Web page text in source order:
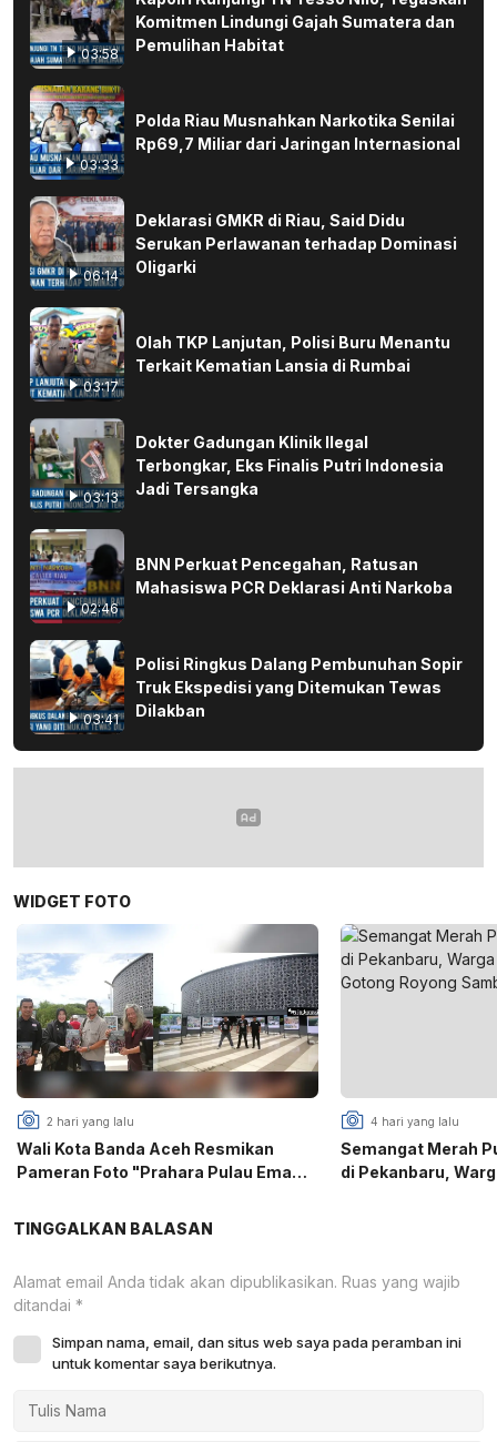
03:58
Komitmen Lindungi Gajah Sumatera dan
Pemulihan Habitat
03:33
Polda Riau Musnahkan Narkotika Senilai
Rp69,7 Miliar dari Jaringan Internasional
06:14
Deklarasi GMKR di Riau, Said Didu
Serukan Perlawanan terhadap Dominasi
Oligarki
03:17
Olah TKP Lanjutan, Polisi Buru Menantu
Terkait Kematian Lansia di Rumbai
03:13
Dokter Gadungan Klinik Ilegal
Terbongkar, Eks Finalis Putri Indonesia
Jadi Tersangka
02:46
BNN Perkuat Pencegahan, Ratusan
Mahasiswa PCR Deklarasi Anti Narkoba
03:41
Polisi Ringkus Dalang Pembunuhan Sopir
Truk Ekspedisi yang Ditemukan Tewas
Dilakban
WIDGET FOTO
2 hari yang lalu
Wali Kota Banda Aceh Resmikan
Pameran Foto "Prahara Pulau Emas",
Bencana
4 hari yang lalu
Semangat Merah
di Pekanbaru,
TINGGALKAN BALASAN
Alamat email Anda tidak akan dipublikasikan. Ruas yang wajib
ditandai *
Simpan nama, email, dan situs web saya pada peramban ini
untuk komentar saya berikutnya.